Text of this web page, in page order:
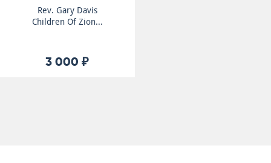
Rev. Gary Davis
Children Of Zion...
3 000 ₽